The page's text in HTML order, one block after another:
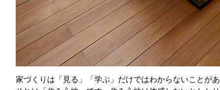
家づくりは「見る」「学ぶ」だけではわからないことが